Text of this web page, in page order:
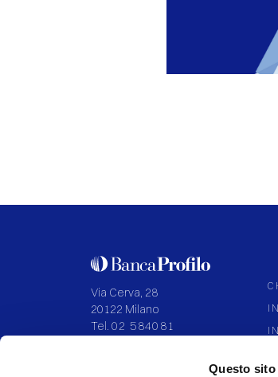
Questo
Via Cerva, 28
20122 Milano
Tel. 02 584081
Capitale I.V. 136.994.027,92